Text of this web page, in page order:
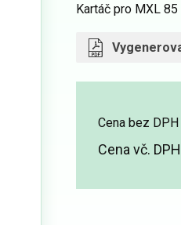
Kartáč pro MXL
Cena bez DPH
Cena vč. DPH